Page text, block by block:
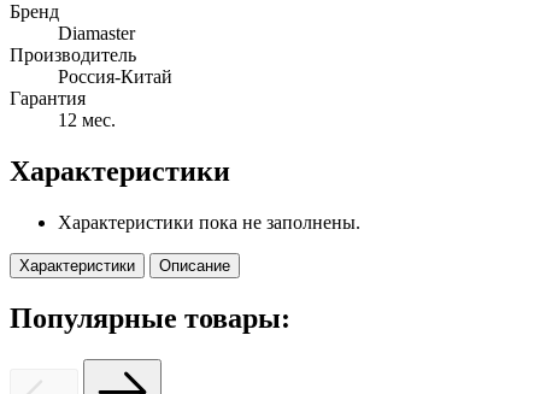
Бренд
Diamaster
Производитель
Россия-Китай
Гарантия
12 мес.
Характеристики
Характеристики пока не заполнены.
Характеристики Описание
Популярные товары: